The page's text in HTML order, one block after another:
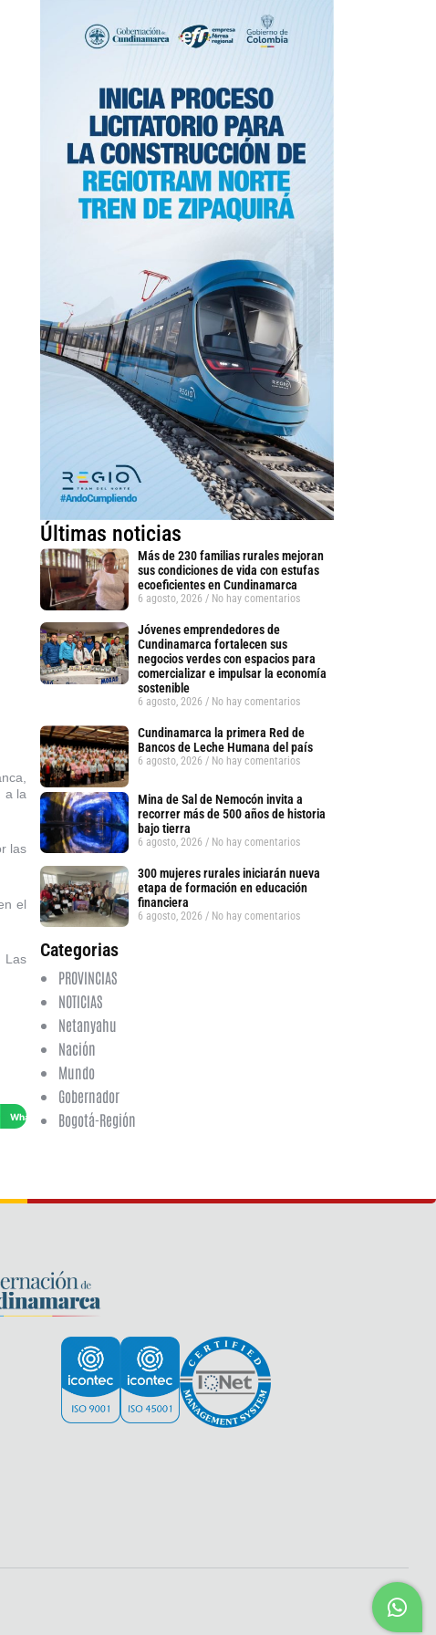
a la
las
el
Las
WhatsApp
Últimas noticias
Más de 230 familias rurales mejoran
sus condiciones de vida con estufas
ecoeficientes en Cundinamarca
6 agosto, 2026 No hay comentarios
Jóvenes emprendedores de
Cundinamarca fortalecen sus
negocios verdes con espacios para
comercializar e impulsar la economía
sostenible
6 agosto, 2026 No hay comentarios
Cundinamarca la primera Red de
Bancos de Leche Humana del país
6 agosto, 2026 No hay comentarios
Mina de Sal de Nemocón invita a
recorrer más de 500 años de historia
bajo tierra
6 agosto, 2026 No hay comentarios
300 mujeres rurales iniciarán nueva
etapa de formación en educación
financiera
6 agosto, 2026 No hay comentarios
Categorias
PROVINCIAS
NOTICIAS
Netanyahu
Nación
Mundo
Gobernador
Bogotá-Región